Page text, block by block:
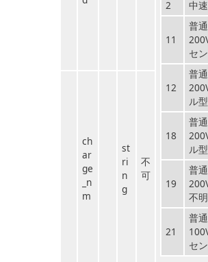
2
中
11
普
セ
12
普
ル
18
普
ル
19
普
不
21
普
セ
ch
ar
ge
_n
m
st
ri
n
g
不
可